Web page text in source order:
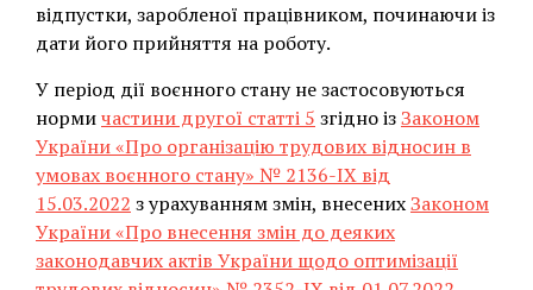
відпустки, заробленої працівником, починаючи із
дати його прийняття на роботу.
У період дії воєнного стану не застосовуються
нормичастини другої статті 5 згідно ізЗаконом
України «Про організацію трудових відносин в
умовах воєнного стану» № 2136-IX від
15.03.2022 з урахуванням змін, внесенихЗаконом
України «Про внесення змін до деяких
законодавчих актів України щодо оптимізації